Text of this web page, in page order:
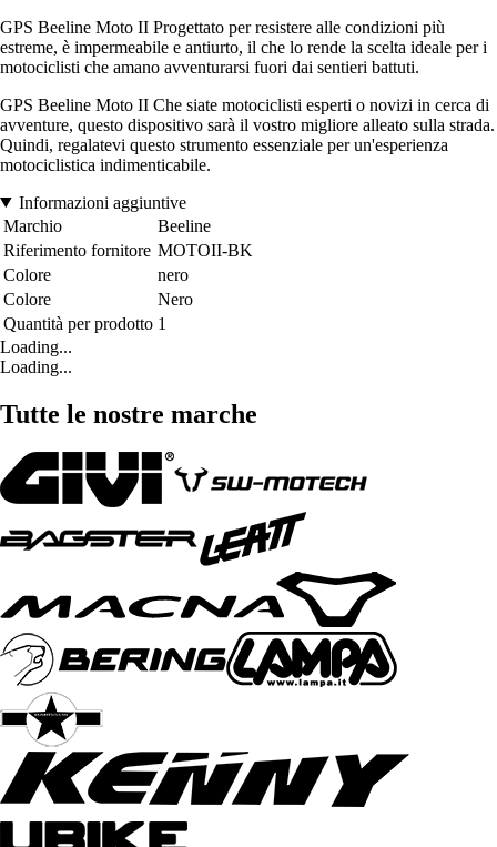
GPS Beeline Moto II Progettato per resistere alle condizioni più
estreme, è impermeabile e antiurto, il che lo rende la scelta ideale per i
motociclisti che amano avventurarsi fuori dai sentieri battuti.
GPS Beeline Moto II Che siate motociclisti esperti o novizi in cerca di
avventure, questo dispositivo sarà il vostro migliore alleato sulla strada.
Quindi, regalatevi questo strumento essenziale per un'esperienza
motociclistica indimenticabile.
Informazioni aggiuntive
Marchio
Beeline
Riferimento fornitore MOTOII-BK
Colore
nero
Colore
Nero
Quantità per prodotto 1
Loading...
Loading...
Tutte le nostre marche